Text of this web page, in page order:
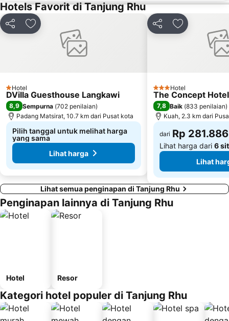
Hotels Favorit di Tanjung Rhu
BagikanTambahkan ke favorit
1 Bintang
Hotel
DVilla Guesthouse Langkawi
8,9 Sempurna (702 penilaian)
Padang Matsirat, 10.7 km dari Pusat kota
Pilih tanggal untuk melihat harga
yang sama
Lihat harga
BagikanTambahkan
3 Bintang
Hotel
The Concept
7,8 Baik (833 penilaian)
Kuah, 2.3 km dari
dari Rp 281.886
Lihat harga dari 6
Lihat
Lihat semua penginapan di Tanjung Rhu
Penginapan lainnya di Tanjung Rhu
Hotel Resor
Kategori hotel populer di Tanjung Rhu